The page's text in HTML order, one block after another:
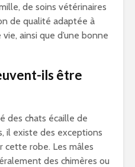
de soins vétérinaires
de qualité adaptée à
ainsi que d’une bonne
ils être
des chats écaille de
il existe des exceptions
cette robe. Les mâles
des chimères ou